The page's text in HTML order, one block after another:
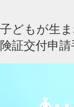
子どもが生
険証交付申